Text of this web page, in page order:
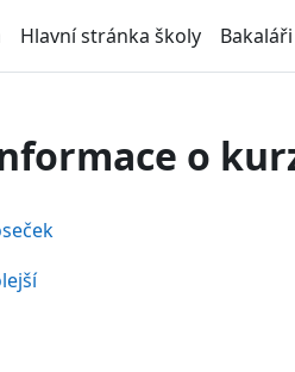
Hlavní stránka školy Bakaláři
o